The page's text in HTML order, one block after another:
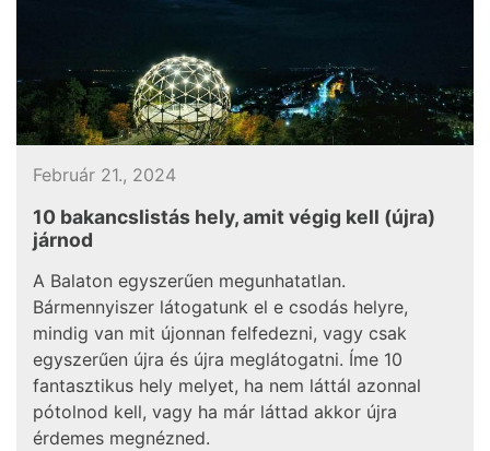
Február 21., 2024
10 bakancslistás hely, amit végig kell (újra)
járnod
A Balaton egyszerűen megunhatatlan.
Bármennyiszer látogatunk el e csodás helyre,
mindig van mit újonnan felfedezni, vagy csak
egyszerűen újra és újra meglátogatni. Íme 10
fantasztikus hely melyet, ha nem láttál azonnal
pótolnod kell, vagy ha már láttad akkor újra
érdemes megnézned.